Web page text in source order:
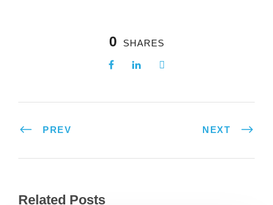
0 SHARES
PREV NEXT
Related Posts